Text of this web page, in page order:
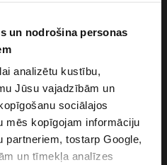
un nodrošina personas
analizētu kustību,
Jūsu vajadzībām un
sociālajos
mēs kopīgojam informāciju
partneriem, tostarp Google,
un tīmekļa analīzes